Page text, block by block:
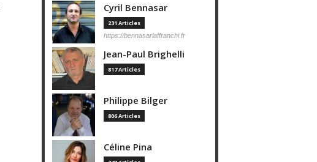
Cyril Bennasar
231 Articles
https://bennasarlaffranchi.fr
Jean-Paul Brighelli
817 Articles
Philippe Bilger
806 Articles
Céline Pina